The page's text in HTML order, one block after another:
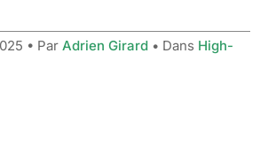
• Par Adrien Girard • Dans High-